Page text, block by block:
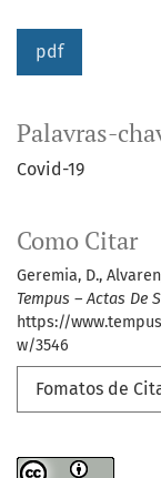
pdf
Palavras-
Covid-19
Como Citar
Geremia, D.,
Tempus – Actas De
https://
w/3546
Fomatos de